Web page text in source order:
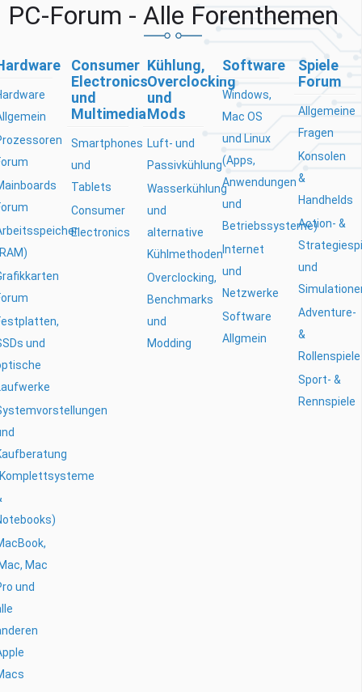
PC-Forum - Alle Forenthemen
und
Mac
und
Consumer
Electronics
und
Multimedia
Smartphones
und
Tablets
Consumer
Electronics
Kühlung,
Overclocking
und
Mods
Luft- und
Passivkühlung
Wasserkühlung
und
alternative
Kühlmethoden
Overclocking,
Benchmarks
und
Modding
Software
Windows,
Mac OS
und Linux
(Apps,
Anwendungen
und
Betriebssysteme)
Internet
und
Netzwerke
Software
Allgmein
Spiele
Forum
Allgemeine
Fragen
Konsolen
&
Handhelds
Action- &
und
Adventure-
&
Rollenspiele
Sport- &
Rennspiele